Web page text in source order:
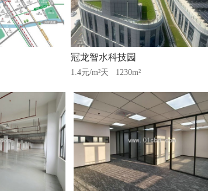
冠龙智水科技园
1.4元/m²天 1230m²